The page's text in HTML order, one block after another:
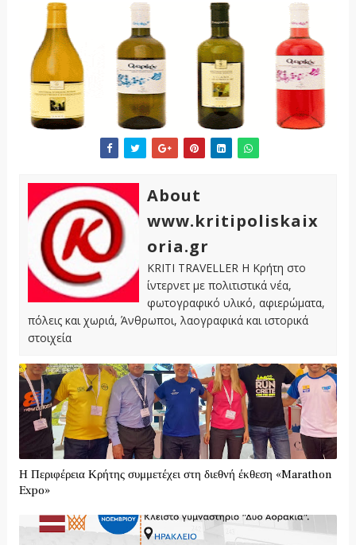
About
www.kritipoliskaix
oria.gr
KRITI TRAVELLER Η Κρήτη στο
ίντερνετ με πολιτιστικά νέα,
φωτογραφικό υλικό, αφιερώματα,
πόλεις και χωριά, Άνθρωποι, λαογραφικά και ιστορικά
στοιχεία
Η Περιφέρεια Κρήτης συμμετέχει στη διεθνή έκθεση «Marathon
Expo»